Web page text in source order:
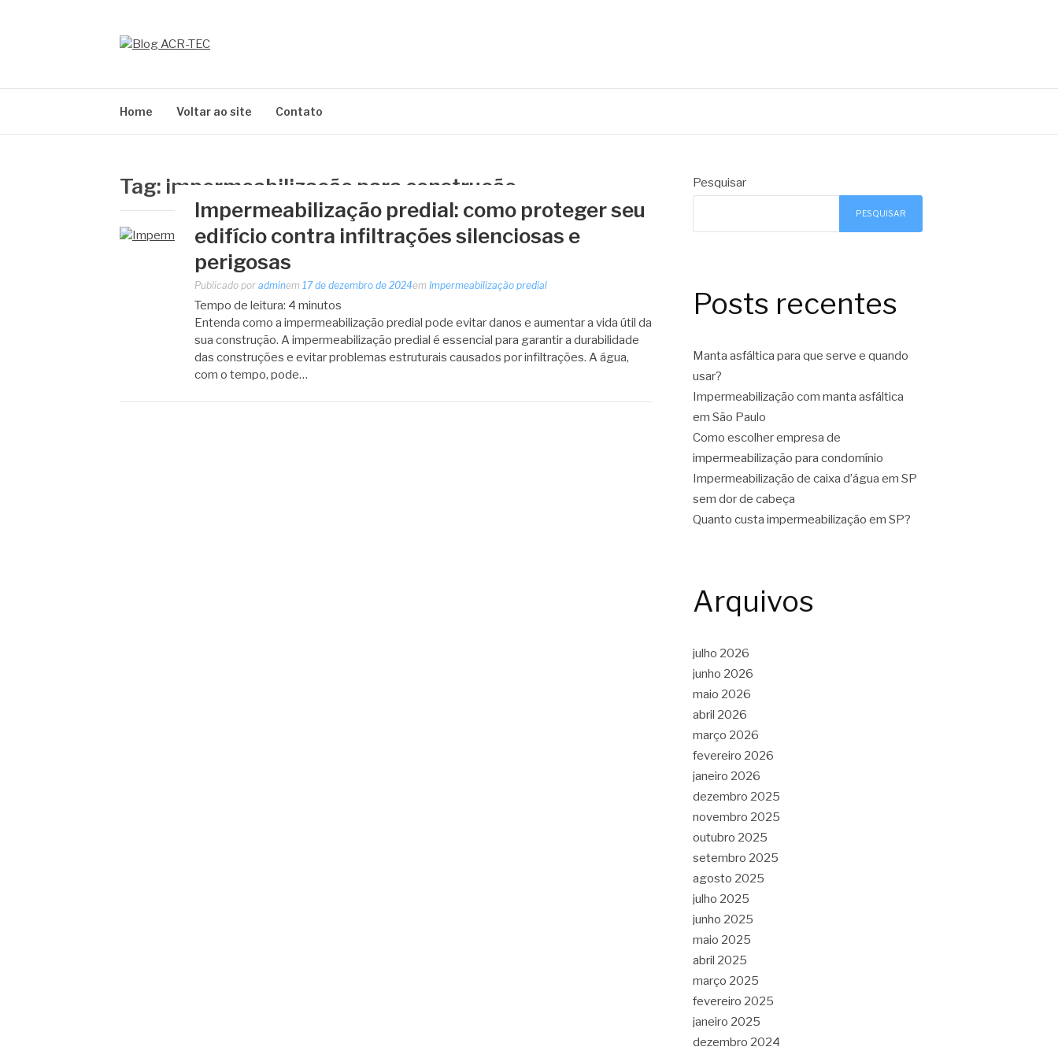
Home Voltar ao site Contato
Tag: impermeabilização para construção
Impermeabilização predial: como proteger seu
edifício contra infiltrações silenciosas e
perigosas
Publicado por adminem 17 de dezembro de 2024em Impermeabilização predial
Tempo de leitura: 4 minutos
Entenda como a impermeabilização predial pode evitar danos e aumentar a vida útil da
sua construção. A impermeabilização predial é essencial para garantir a durabilidade
das construções e evitar problemas estruturais causados por infiltrações. A água,
com o tempo, pode…
Pesquisar
PESQUISAR
Posts recentes
Manta asfáltica para que serve e quando
usar?
Impermeabilização com manta asfáltica
em São Paulo
Como escolher empresa de
impermeabilização para condomínio
Impermeabilização de caixa d’água em SP
sem dor de cabeça
Quanto custa impermeabilização em SP?
Arquivos
julho 2026
junho 2026
maio 2026
abril 2026
março 2026
fevereiro 2026
janeiro 2026
dezembro 2025
novembro 2025
outubro 2025
setembro 2025
agosto 2025
julho 2025
junho 2025
maio 2025
abril 2025
março 2025
fevereiro 2025
janeiro 2025
dezembro 2024